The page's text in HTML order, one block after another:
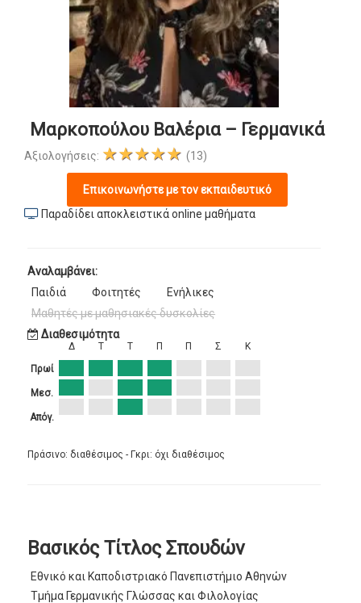
Μαρκοπούλου Βαλέρια – Γερμανικά
Αξιολογήσεις: ★★★★★ (13)
Επικοινωνήστε με τον εκπαιδευτικό
Παραδίδει αποκλειστικά online μαθήματα
Αναλαμβάνει:
Παιδιά
Φοιτητές
Ενήλικες
Μαθητές με μαθησιακές δυσκολίες
Διαθεσιμότητα
Πρωί
Μεσ.
Απόγ.
Δ Τ Τ Π Π Σ Κ
Πράσινο: διαθέσιμος - Γκρι: όχι διαθέσιμος
Βασικός Τίτλος Σπουδών
Εθνικό και Καποδιστριακό Πανεπιστήμιο Αθηνών
Τμήμα Γερμανικής Γλώσσας και Φιλολογίας